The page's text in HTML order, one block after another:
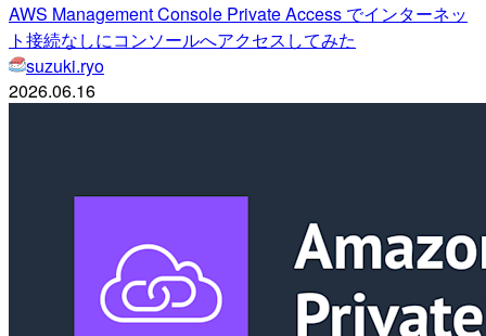
AWS Management Console Private Access でインターネッ
ト接続なしにコンソールへアクセスしてみた
suzuki.ryo
2026.06.16